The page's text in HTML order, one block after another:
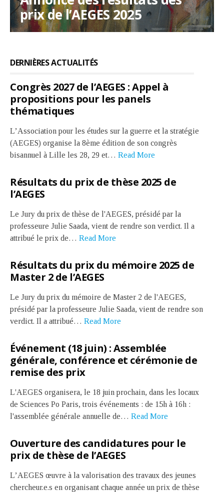
pour les panels thématiques
prix de l’AEGES 2025
2026–2027
académiques
Stand up For Science
Rejoindre et soutenir l’AEGES
Le soutien à la publication
DERNIÈRES ACTUALITÉS
Congrès 2027 de l’AEGES : Appel à
propositions pour les panels
thématiques
L’Association pour les études sur la guerre et la stratégie
(AEGES) organise la 8ème édition de son congrès
bisannuel à Lille les 28, 29 et… Read More
Résultats du prix de thèse 2025 de
l’AEGES
Le Jury du prix de thèse de l'AEGES, présidé par la
professeure Julie Saada, vient de rendre son verdict. Il a
attribué le prix de… Read More
Résultats du prix du mémoire 2025 de
Master 2 de l’AEGES
Le Jury du prix du mémoire de Master 2 de l'AEGES,
présidé par la professeure Julie Saada, vient de rendre son
verdict. Il a attribué… Read More
Événement (18 juin) : Assemblée
générale, conférence et cérémonie de
remise des prix
L'AEGES organisera, le 18 juin prochain, dans les locaux
de Sciences Po Paris, trois événements : de 15h à 16h :
l'assemblée générale annuelle de… Read More
Ouverture des candidatures pour le
prix de thèse de l’AEGES
L’AEGES œuvre à la valorisation des travaux des jeunes
chercheur.e.s en organisant chaque année un prix de thèse